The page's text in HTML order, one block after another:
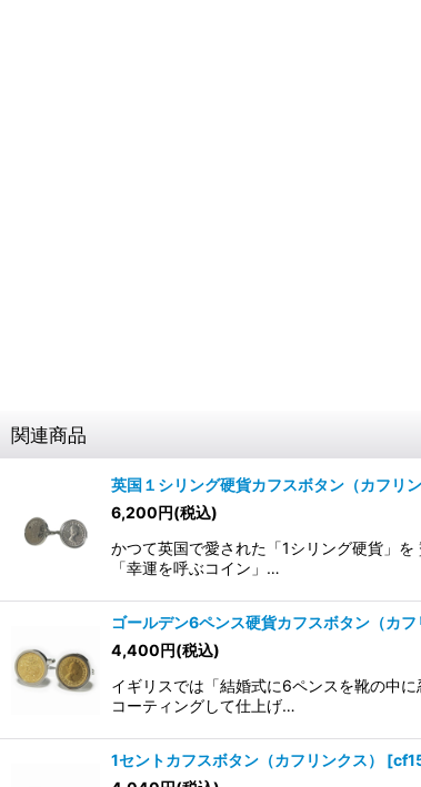
関連商品
英国１シリング硬貨カフスボタン（カフリン
6,200円(税込)
かつて英国で愛された「1シリング硬貨」
「幸運を呼ぶコイン」…
ゴールデン6ペンス硬貨カフスボタン（カフ
4,400円(税込)
イギリスでは「結婚式に6ペンスを靴の中
コーティングして仕上げ…
1セントカフスボタン（カフリンクス） [